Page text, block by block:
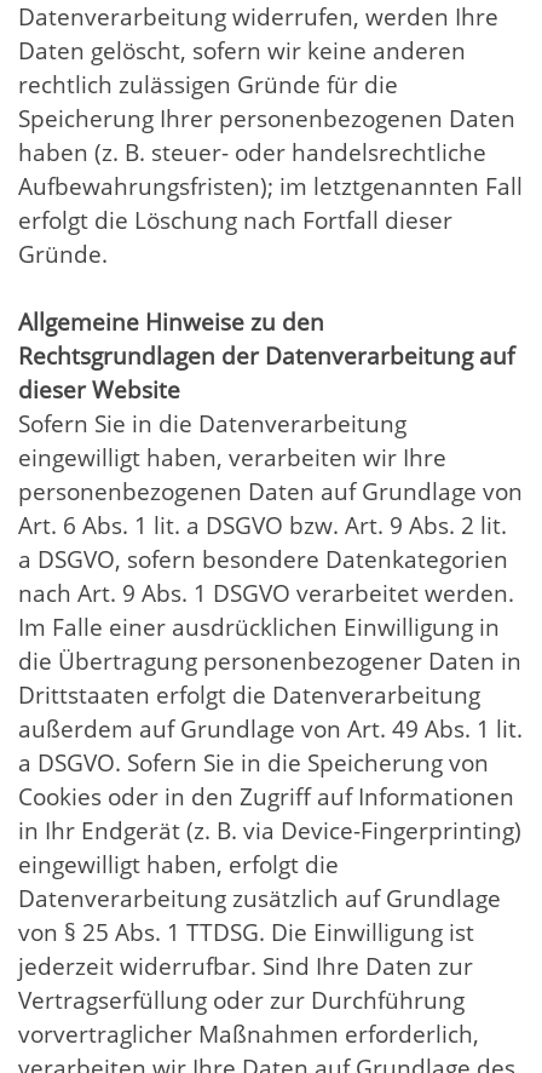
Datenverarbeitung widerrufen, werden Ihre
Daten gelöscht, sofern wir keine anderen
rechtlich zulässigen Gründe für die
Speicherung Ihrer personenbezogenen Daten
haben (z. B. steuer- oder handelsrechtliche
Aufbewahrungsfristen); im letztgenannten Fall
erfolgt die Löschung nach Fortfall dieser
Gründe.
Allgemeine Hinweise zu den
Rechtsgrundlagen der Datenverarbeitung auf
dieser Website
Sofern Sie in die Datenverarbeitung
eingewilligt haben, verarbeiten wir Ihre
personenbezogenen Daten auf Grundlage von
Art. 6 Abs. 1 lit. a DSGVO bzw. Art. 9 Abs. 2 lit.
a DSGVO, sofern besondere Datenkategorien
nach Art. 9 Abs. 1 DSGVO verarbeitet werden.
Im Falle einer ausdrücklichen Einwilligung in
die Übertragung personenbezogener Daten in
Drittstaaten erfolgt die Datenverarbeitung
außerdem auf Grundlage von Art. 49 Abs. 1 lit.
a DSGVO. Sofern Sie in die Speicherung von
Cookies oder in den Zugriff auf Informationen
in Ihr Endgerät (z. B. via Device-Fingerprinting)
eingewilligt haben, erfolgt die
Datenverarbeitung zusätzlich auf Grundlage
von § 25 Abs. 1 TTDSG. Die Einwilligung ist
jederzeit widerrufbar. Sind Ihre Daten zur
Vertragserfüllung oder zur Durchführung
vorvertraglicher Maßnahmen erforderlich,